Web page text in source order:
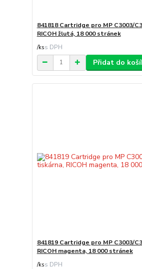
841818 Cartridge pro MP C3003/
RICOH žlutá, 18 000 stránek
/ks
Přidat do
841819 Cartridge pro MP C3003/
RICOH magenta, 18 000 stránek
/ks